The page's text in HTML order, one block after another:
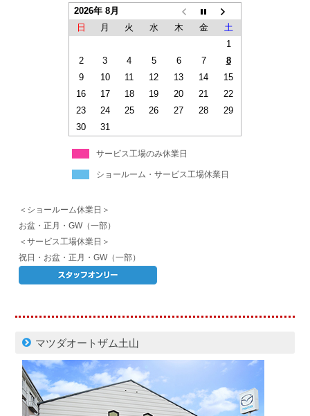
2026年 8月
日
月 火 水 木 金
土
1
2
3 4 5 6 7
8
9
10 11 12 13 14
15
16
17 18 19 20 21
22
23
24 25 26 27 28
29
30
31
サービス工場のみ休業日
ショールーム・サービス工場休業日
＜ショールーム休業日＞
お盆・正月・GW（一部）
＜サービス工場休業日＞
祝日・お盆・正月・GW（一部）
マツダオートザム土山